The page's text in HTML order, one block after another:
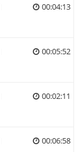
00:04:13
00:05:52
00:02:11
00:06:58